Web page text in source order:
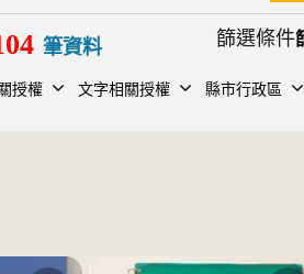
筆資料 篩選條件
授權 文字相關授權 縣市行政區